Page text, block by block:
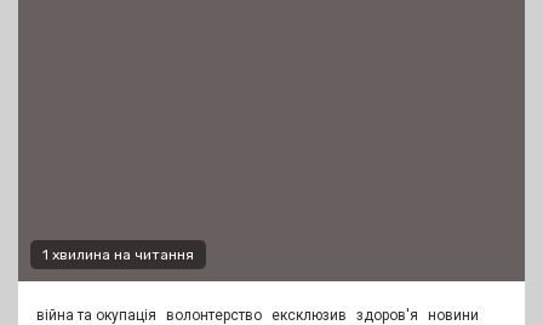
1 хвилина на читання
війна та окупація волонтерство ексклюзив здоров'я новини